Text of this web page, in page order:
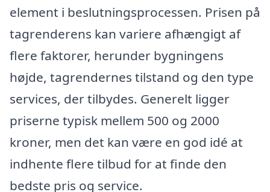
element i beslutningsprocessen. Prisen på
tagrenderens kan variere afhængigt af
flere faktorer, herunder bygningens
højde, tagrendernes tilstand og den type
services, der tilbydes. Generelt ligger
priserne typisk mellem 500 og 2000
kroner, men det kan være en god idé at
indhente flere tilbud for at finde den
bedste pris og service.